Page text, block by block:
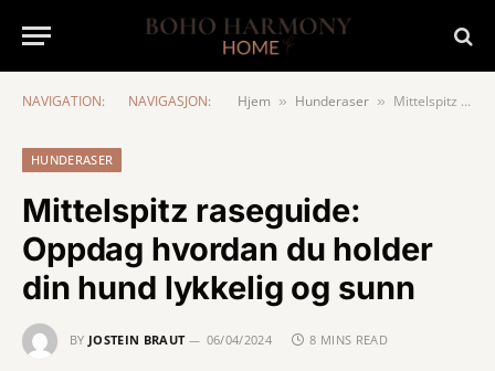
NAVIGATION: NAVIGASJON: Hjem » Hunderaser » Mittelspitz raseguide: Oppdag hvordan du holder din hund lykkelig og sunn
HUNDERASER
Mittelspitz raseguide:
Oppdag hvordan du holder
din hund lykkelig og sunn
BY JOSTEIN BRAUT 06/04/2024 8 MINS READ